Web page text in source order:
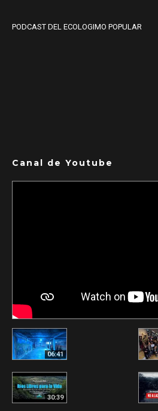
PODCAST DEL ECOLOGIMO POPULAR
Canal de Youtube
06:41
30:39